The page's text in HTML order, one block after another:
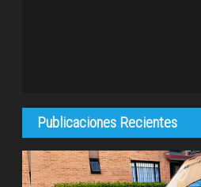
Publicaciones Recientes